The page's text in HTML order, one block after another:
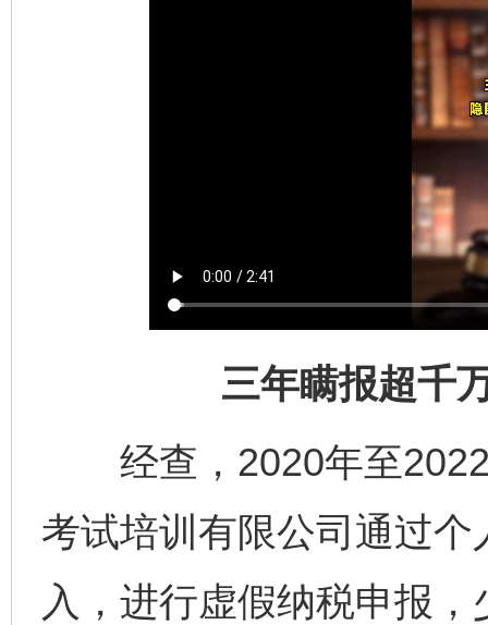
三年瞒报超千
经查，2020年至2022
考试培训有限公司通过
入，进行虚假纳税申报